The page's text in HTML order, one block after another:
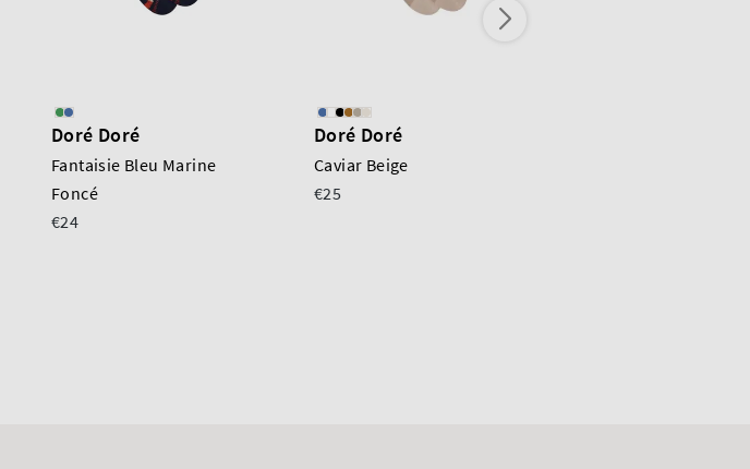
Doré Doré
Fantaisie Bleu Marine
Foncé
€24
Doré Doré
Caviar Beige
€25